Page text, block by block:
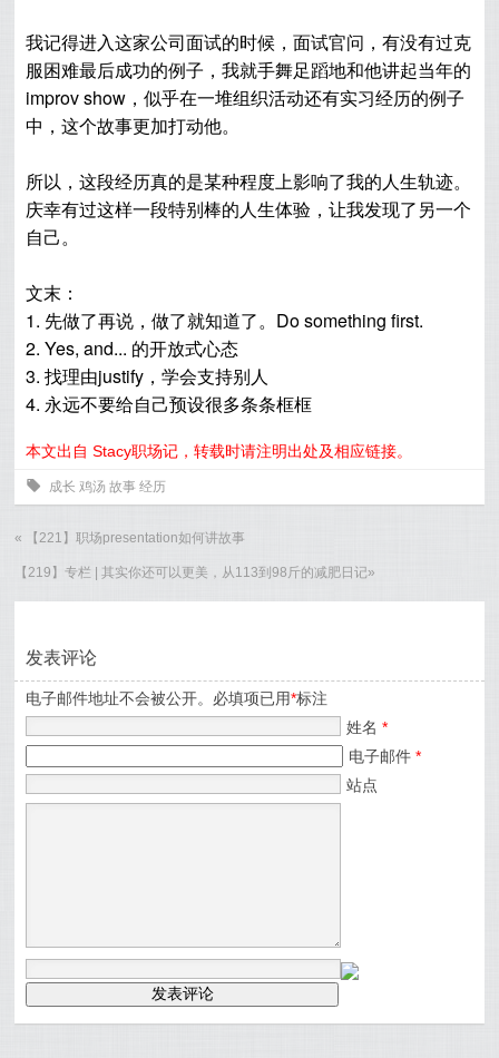
我记得进入这家公司面试的时候，面试官问，有没有过克
服困难最后成功的例子，我就手舞足蹈地和他讲起当年的
improv show，似乎在一堆组织活动还有实习经历的例子
中，这个故事更加打动他。
所以，这段经历真的是某种程度上影响了我的人生轨迹。
庆幸有过这样一段特别棒的人生体验，让我发现了另一个
自己。
文末：
1. 先做了再说，做了就知道了。Do something first.
2. Yes, and... 的开放式心态
3. 找理由justify，学会支持别人
4. 永远不要给自己预设很多条条框框
本文出自 Stacy职场记，转载时请注明出处及相应链接。
0 成长 鸡汤 故事 经历
« 【221】职场presentation如何讲故事
【219】专栏 | 其实你还可以更美，从113到98斤的减肥日记»
发表评论
电子邮件地址不会被公开。必填项已用*标注
姓名*
电子邮件*
站点